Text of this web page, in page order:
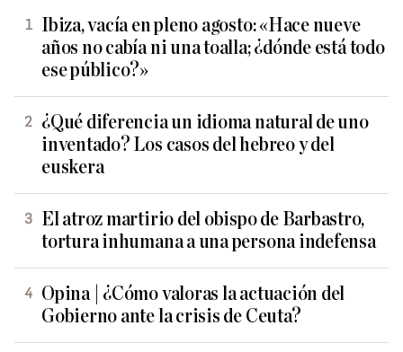
Ibiza, vacía en pleno agosto: «Hace nueve
años no cabía ni una toalla; ¿dónde está todo
ese público?»
¿Qué diferencia un idioma natural de uno
inventado? Los casos del hebreo y del
euskera
El atroz martirio del obispo de Barbastro,
tortura inhumana a una persona indefensa
Opina | ¿Cómo valoras la actuación del
Gobierno ante la crisis de Ceuta?